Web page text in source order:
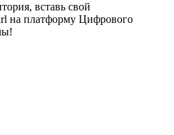
вставь свой
на платформу Цифрового